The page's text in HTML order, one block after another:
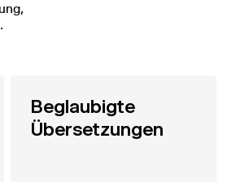
Beglaubigte
Übersetzungen